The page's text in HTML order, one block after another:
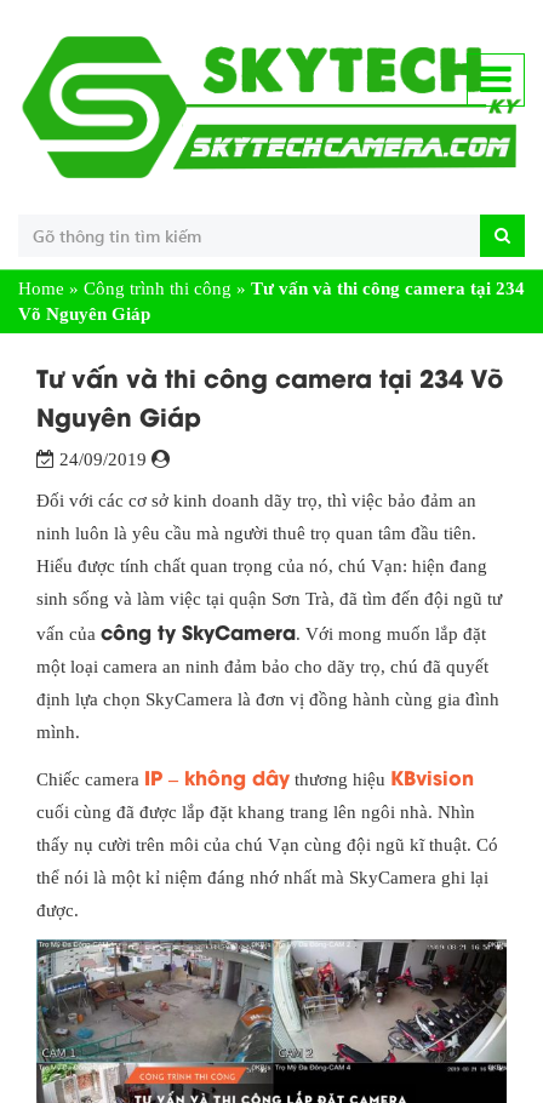
Home » Công trình thi công » Tư vấn và thi công camera tại 234
Võ Nguyên Giáp
Tư vấn và thi công camera tại 234 Võ
Nguyên Giáp
24/09/2019
Đối với các cơ sở kinh doanh dãy trọ, thì việc bảo đảm an
ninh luôn là yêu cầu mà người thuê trọ quan tâm đầu tiên.
Hiểu được tính chất quan trọng của nó, chú Vạn: hiện đang
sinh sống và làm việc tại quận Sơn Trà, đã tìm đến đội ngũ tư
vấn của công ty SkyCamera. Với mong muốn lắp đặt
một loại camera an ninh đảm bảo cho dãy trọ, chú đã quyết
định lựa chọn SkyCamera là đơn vị đồng hành cùng gia đình
mình.
Chiếc camera IP – không dây thương hiệu KBvision
cuối cùng đã được lắp đặt khang trang lên ngôi nhà. Nhìn
thấy nụ cười trên môi của chú Vạn cùng đội ngũ kĩ thuật. Có
thể nói là một kỉ niệm đáng nhớ nhất mà SkyCamera ghi lại
được.